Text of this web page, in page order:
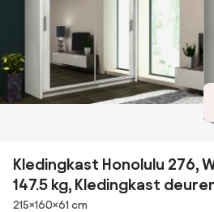
Kledingkast Honolulu 276,
147.5 kg, Kledingkast
Afmetingen
215×160×61 cm